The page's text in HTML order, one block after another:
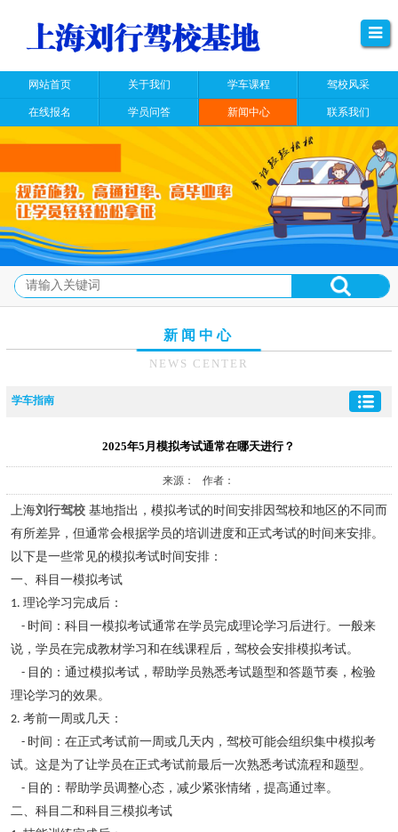
网站首页 关于我们 学车课程 驾校风采
在线报名 学员问答 新闻中心 联系我们
新闻中心
NEWS CENTER
学车指南
2025年5月模拟考试通常在哪天进行？
来源： 作者：
上海刘行驾校基地指出，模拟考试的时间安排因驾校和地区的不同而
有所差异，但通常会根据学员的培训进度和正式考试的时间来安排。
以下是一些常见的模拟考试时间安排：
一、科目一模拟考试
1. 理论学习完成后：
- 时间：科目一模拟考试通常在学员完成理论学习后进行。一般来
说，学员在完成教材学习和在线课程后，驾校会安排模拟考试。
- 目的：通过模拟考试，帮助学员熟悉考试题型和答题节奏，检验
理论学习的效果。
2. 考前一周或几天：
- 时间：在正式考试前一周或几天内，驾校可能会组织集中模拟考
试。这是为了让学员在正式考试前最后一次熟悉考试流程和题型。
- 目的：帮助学员调整心态，减少紧张情绪，提高通过率。
二、科目二和科目三模拟考试